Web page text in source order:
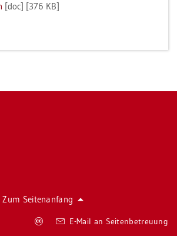
[doc] [376 KB]
Zum Sei­ten­an­fang
E-Mail an Sei­ten­be­treu­ung
Co­